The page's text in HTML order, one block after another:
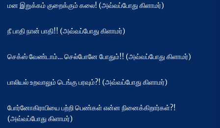
மன இறுக்கம் குறைக்கும் கலை! (அவ்வப்போது கிளாமர்)
நீ பாதி நான் பாதி!! (அவ்வப்போது கிளாமர்)
செக்ஸ் வேண்டாம்… செல்போனே போதும்!! (அவ்வப்போது கிளாமர்)
பாலியல் உறவாலும் டெங்கு பரவும்?! (அவ்வப்போது கிளாமர்)
போர்னோகிராபியை பற்றி பெண்கள் என்ன நினைக்கிறார்கள்?!
(அவ்வப்போது கிளாமர்)